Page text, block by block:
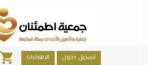
تسجيل دخول الاهداءات